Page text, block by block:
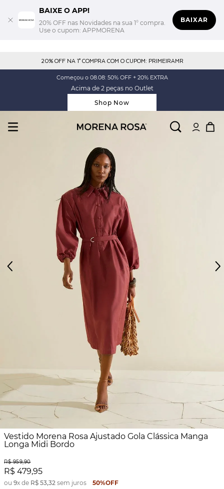
BAIXE O APP!
20% OFF nas Novidades na sua 1° compra.
Use o cupom: APPMORENA
BAIXAR
20% OFF NA 1° COMPRA COM O CUPOM: PRIMEIRAMR
Começou o 08.08: 50% OFF + 20% EXTRA
Acima de 2 peças no Outlet
Shop Now
Vestido Morena Rosa Ajustado Gola Clássica Manga
Longa Midi Bordo
R$ 959,90
R$ 479,95
ou 9x de R$ 53,32 sem juros 50%OFF